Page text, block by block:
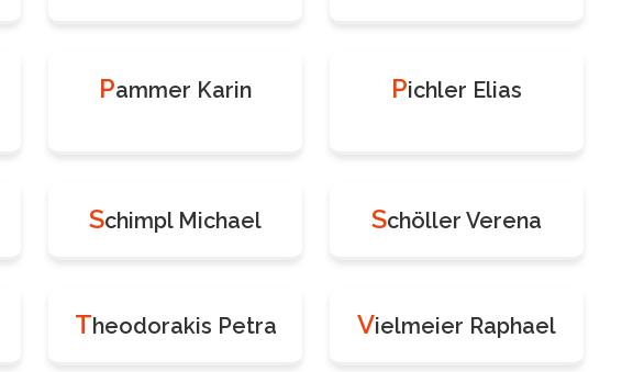
Pammer Karin Pichler Elias
Schimpl Michael Schöller Verena
Theodorakis Petra Vielmeier Raphael